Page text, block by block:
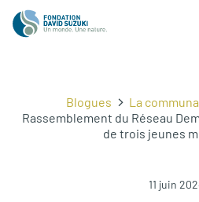
Blogues
La
Rassemblement du Réseau
de trois jeunes
11 juin